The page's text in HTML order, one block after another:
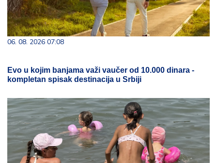
06. 08. 2026 07:08
Evo u kojim banjama važi vaučer od 10.000 dinara -
kompletan spisak destinacija u Srbiji